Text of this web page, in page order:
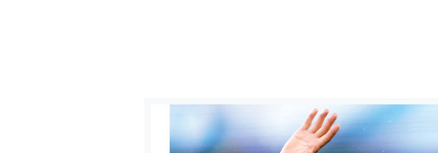
الخارجية الروسية: الرواية الألمانية لتفجير "السيل الشمالي" تتجاهل دور واشنطن والناتو
كيف ينظر أطراف الصراع للاتفاق المرتقب بشأن هرمز؟